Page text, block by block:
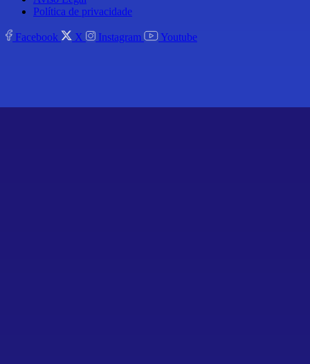
Política de privacidade
Facebook X Instagram Youtube